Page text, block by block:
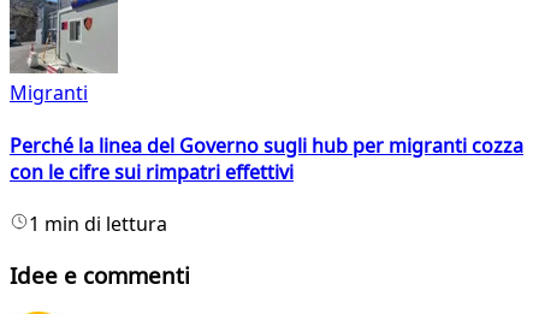
Migranti
Perché la linea del Governo sugli hub per migranti cozza
con le cifre sui rimpatri effettivi
1 min di lettura
Idee e commenti